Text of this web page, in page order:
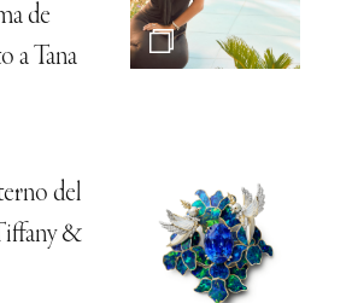
de
a Tana
del
&